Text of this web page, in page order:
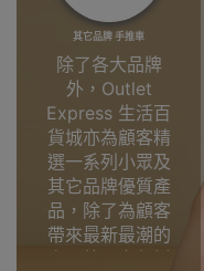
其它品牌 手推車
除了各大品牌
外，Outlet
Express 生活百
貨城亦為顧客精
選一系列小眾及
其它品牌優質產
品，除了為顧客
帶來最新最潮的
產品外，亦包括